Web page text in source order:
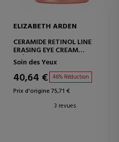
ELIZABETH ARDEN
CERAMIDE RETINOL LINE
ERASING EYE CREAM
CRÈME CONTOUR DES YEUX
AU CÉRAMIDE ET AU RÉTINOL
Soin des Yeux
40,64 € 46% Réduction
Prix d'origine 75,71 €
3 revues